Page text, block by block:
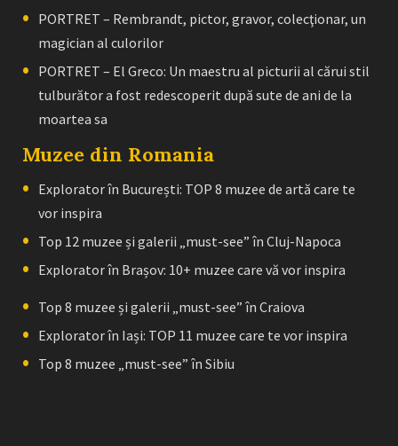
PORTRET – Rembrandt, pictor, gravor, colecţionar, un
magician al culorilor
PORTRET – El Greco: Un maestru al picturii al cărui stil
tulburător a fost redescoperit după sute de ani de la
moartea sa
Muzee din Romania
Explorator în București: TOP 8 muzee de artă care te
vor inspira
Top 12 muzee și galerii „must-see” în Cluj-Napoca
Explorator în Brașov: 10+ muzee care vă vor inspira
Top 8 muzee și galerii „must-see” în Craiova
Explorator în Iași: TOP 11 muzee care te vor inspira
Top 8 muzee „must-see” în Sibiu